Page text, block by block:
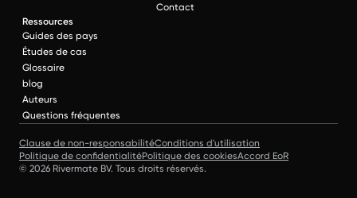
Contact
Ressources
Guides des pays
Études de cas
Glossaire
blog
Auteurs
Questions fréquentes
Clause de non-responsabilitéConditions d'utilisation
Politique de confidentialitéPolitique des cookiesAccord EoR
© 2026 Rivermate BV. Tous droits réservés.